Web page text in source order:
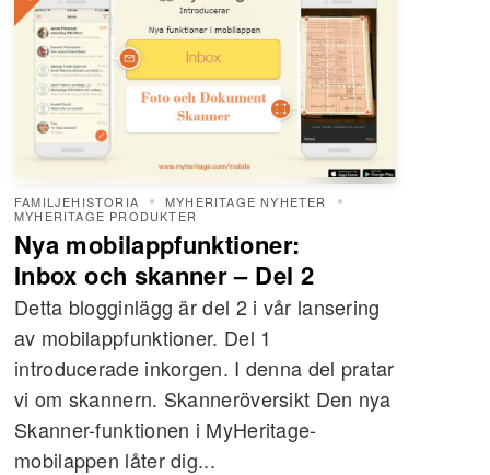
FAMILJEHISTORIA
MYHERITAGE NYHETER
MYHERITAGE PRODUKTER
Nya mobilappfunktioner:
Inbox och skanner – Del 2
Detta blogginlägg är del 2 i vår lansering
av mobilappfunktioner. Del 1
introducerade inkorgen. I denna del pratar
vi om skannern. Skanneröversikt Den nya
Skanner-funktionen i MyHeritage-
mobilappen låter dig...